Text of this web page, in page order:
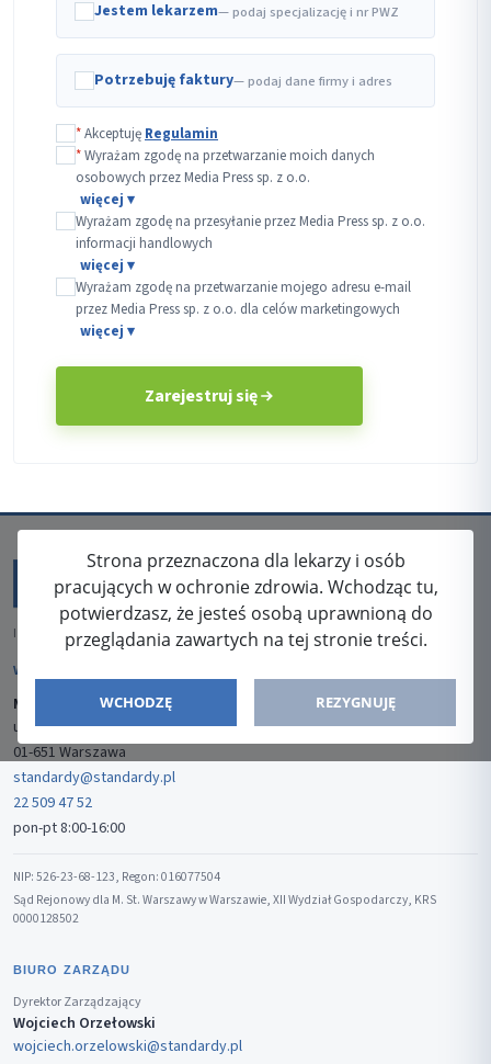
Jestem lekarzem— podaj specjalizację i nr PWZ
Potrzebuję faktury— podaj dane firmy i adres
*Akceptuję Regulamin
*Wyrażam zgodę na przetwarzanie moich danych
osobowych przez Media Press sp. z o.o.
Wyrażam zgodę na przesyłanie przez Media Press sp. z o.o.
informacji handlowych
Wyrażam zgodę na przetwarzanie mojego adresu e-mail
przez Media Press sp. z o.o. dla celów marketingowych
Zarejestruj się
Strona przeznaczona dla lekarzy i osób
pracujących w ochronie zdrowia. Wchodząc tu,
potwierdzasz, że jesteś osobą uprawnioną do
przeglądania zawartych na tej stronie treści.
WCHODZĘ REZYGNUJĘ
ISSN: 2080-5438
WYDAWCA
Media-Press Sp. z o.o.
ul. Gwiaździsta 7B/8
01-651 Warszawa
standardy@standardy.pl
22 509 47 52
pon-pt 8:00-16:00
NIP: 526-23-68-123, Regon: 016077504
Sąd Rejonowy dla M. St. Warszawy w Warszawie, XII Wydział Gospodarczy, KRS
0000128502
BIURO ZARZĄDU
Dyrektor Zarządzający
Wojciech Orzełowski
wojciech.orzelowski@standardy.pl